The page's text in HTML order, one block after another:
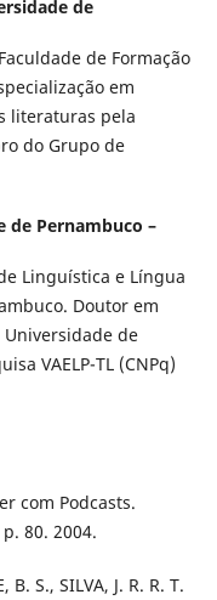
de
de Formação
em
literaturas pela
do Grupo de
de Pernambuco –
Linguística e Língua
Doutor em
de
VAELP-TL (CNPq)
com Podcasts.
80. 2004.
B. S., SILVA, J. R. R. T.